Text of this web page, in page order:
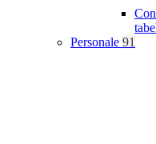
Personale 91